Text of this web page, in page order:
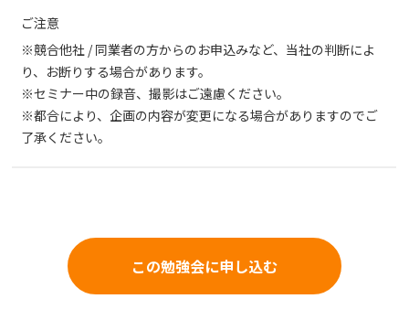
ご注意
※競合他社 / 同業者の方からのお申込みなど、当社の判断によ
り、お断りする場合があります。
※セミナー中の録音、撮影はご遠慮ください。
※都合により、企画の内容が変更になる場合がありますのでご
了承ください。
この勉強会に申し込む